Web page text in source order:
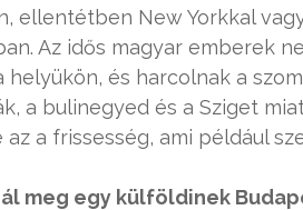
ellentétben New Yorkkal
Az idős magyar emberek
helyükön, és harcolnak a
a bulinegyed és a Sziget
a frissesség, ami például
meg egy külföldinek